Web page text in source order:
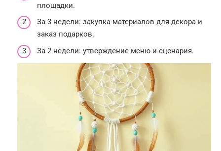
площадки.
За 3 недели: закупка материалов для декора и
заказ подарков.
За 2 недели: утверждение меню и сценария.